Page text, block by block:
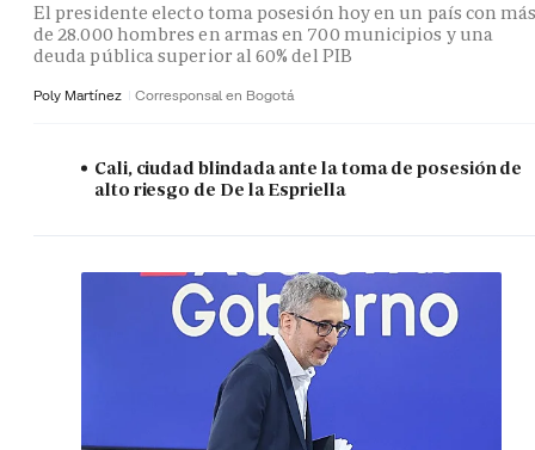
El presidente electo toma posesión hoy en un país con
de 28.000 hombres en armas en 700 municipios y una
deuda pública superior al 60% del PIB
Poly Martínez Corresponsal en Bogotá
Cali, ciudad blindada ante la toma de posesión de
alto riesgo de De la Espriella